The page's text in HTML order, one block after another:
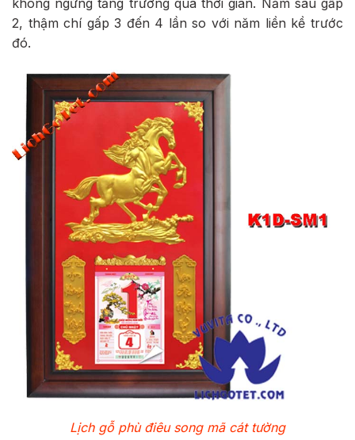
không ngừng tăng trưởng qua thời gian. Năm sau gấp
2, thậm chí gấp 3 đến 4 lần so với năm liền kề trước
đó.
Lịch gỗ phù điêu song mã cát tường